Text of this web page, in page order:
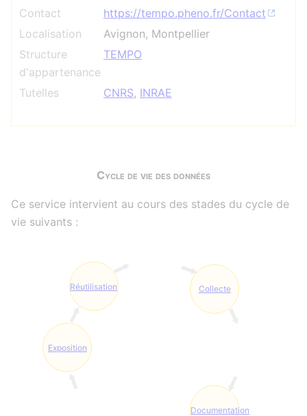
Contact
https://tempo.pheno.fr/Contact
Localisation
Avignon, Montpellier
Structure
d'appartenance
TEMPO
Tutelles CNRS, INRAE
Cycle de vie des données
Ce service intervient au cours des stades du cycle de
vie suivants :
Collecte
Documentation
Exposition
Réutilisation